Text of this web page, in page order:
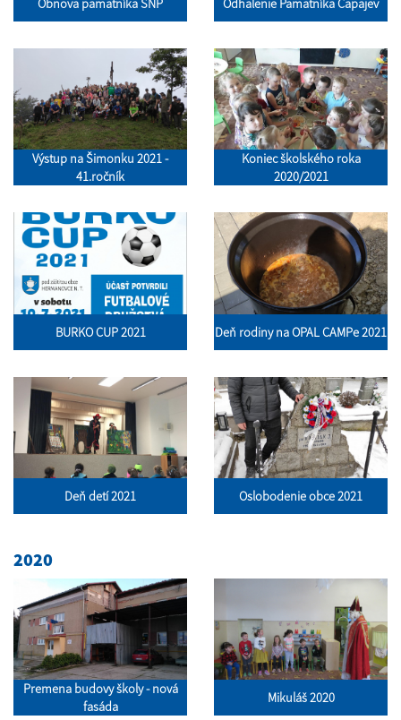
Obnova pamätníka SNP Odhalenie Pamätníka Čapajev
Výstup na Šimonku 2021 -
41.ročník
Koniec školského roka
2020/2021
BURKO CUP 2021 Deň rodiny na OPAL CAMPe 2021
Deň detí 2021 Oslobodenie obce 2021
2020
Premena budovy školy - nová
fasáda
Mikuláš 2020